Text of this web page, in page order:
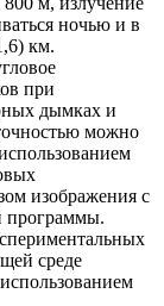
ночью и в
км.
при
дымках и
можно
изображения с
программы.
среде